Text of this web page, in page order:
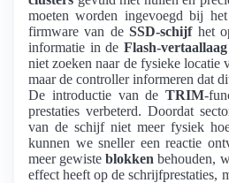
moeten worden ingevoegd bij
firmware van deSSD-schijfhet
informatie in de Flash-vertaallaag
niet zoeken naar de fysieke locatie
maar de controller informeren dat
De introductie van de TRIM-
prestaties verbeterd. Doordat
van de schijf niet meer fysiek
kunnen we sneller een reactie
meer gewisteblokken behouden,
effect heeft op de schrijfprestaties,